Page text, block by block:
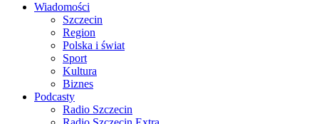
Wiadomości
Szczecin
Region
Polska i świat
Sport
Kultura
Biznes
Podcasty
Radio Szczecin